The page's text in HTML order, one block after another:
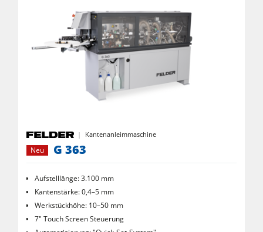
Kantenanleimmaschine
Neu
G 363
Aufstelllänge: 3.100 mm
Kantenstärke: 0,4–5 mm
Werkstückhöhe: 10–50 mm
7" Touch Screen Steuerung